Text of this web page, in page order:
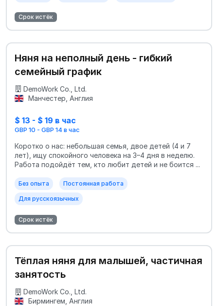
Срок истёк
Няня на неполный день - гибкий
семейный график
DemoWork Co., Ltd.
Манчестер, Англия
$ 13 - $ 19 в час
GBP 10 - GBP 14 в час
Коротко о нас: небольшая семья, двое детей (4 и 7
лет), ищу спокойного человека на 3–4 дня в неделю.
Работа подойдёт тем, кто любит детей и не боится ...
Без опыта Постоянная работа
Для русскоязычных
Срок истёк
Тёплая няня для малышей, частичная
занятость
DemoWork Co., Ltd.
Бирмингем, Англия